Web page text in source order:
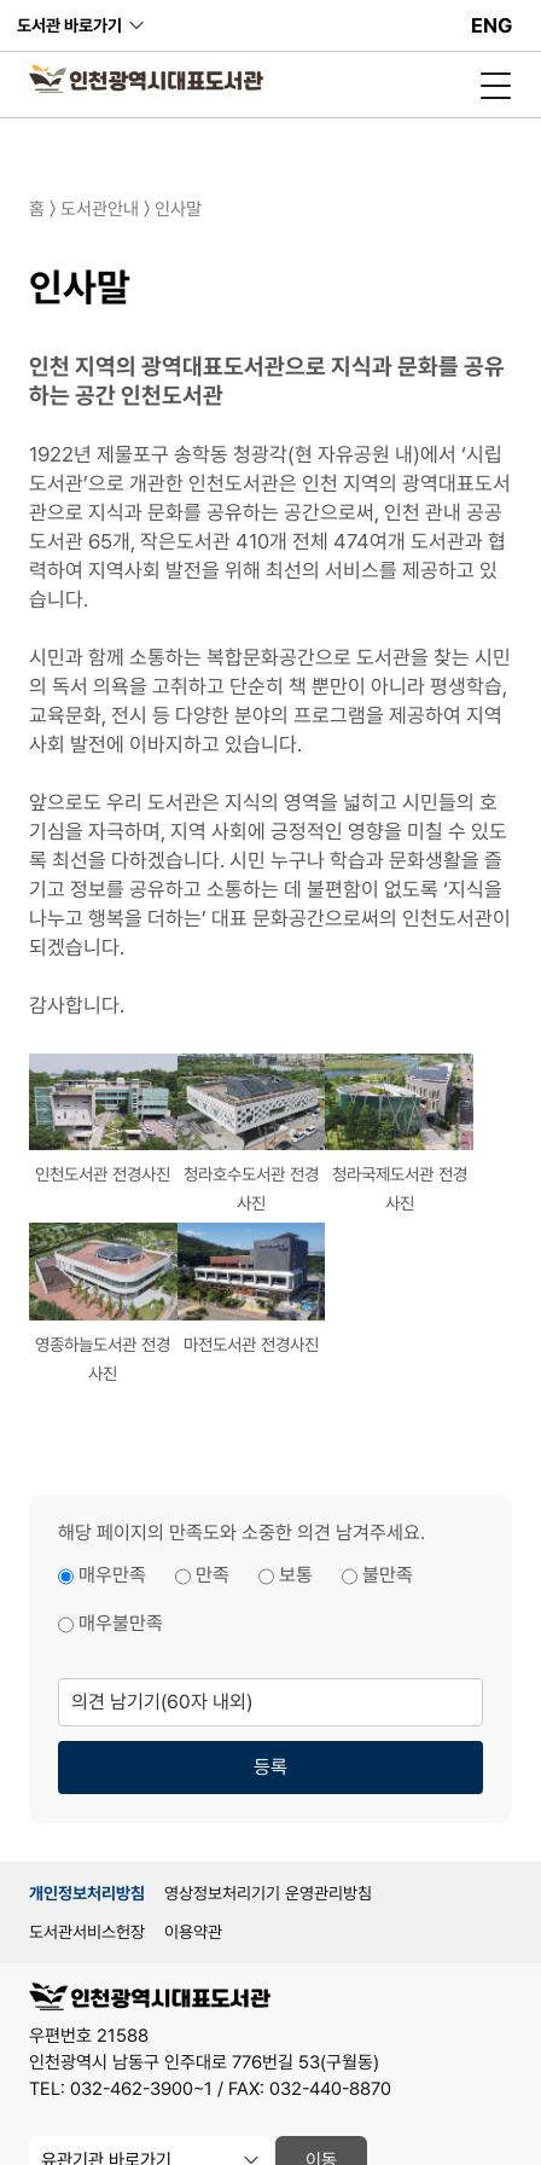
도서관 바로가기 ENG
홈 〉 도서관안내 〉 인사말
인사말
인천 지역의 광역대표도서관으로 지식과 문화를 공유
하는 공간 인천도서관
1922년 제물포구 송학동 청광각(현 자유공원 내)에서 ‘시립
도서관’으로 개관한 인천도서관은 인천 지역의 광역대표도서
관으로 지식과 문화를 공유하는 공간으로써, 인천 관내 공공
도서관 65개, 작은도서관 410개 전체 474여개 도서관과 협
력하여 지역사회 발전을 위해 최선의 서비스를 제공하고 있
습니다.
시민과 함께 소통하는 복합문화공간으로 도서관을 찾는 시민
의 독서 의욕을 고취하고 단순히 책 뿐만이 아니라 평생학습,
교육문화, 전시 등 다양한 분야의 프로그램을 제공하여 지역
사회 발전에 이바지하고 있습니다.
앞으로도 우리 도서관은 지식의 영역을 넓히고 시민들의 호
기심을 자극하며, 지역 사회에 긍정적인 영향을 미칠 수 있도
록 최선을 다하겠습니다. 시민 누구나 학습과 문화생활을 즐
기고 정보를 공유하고 소통하는 데 불편함이 없도록 ‘지식을
나누고 행복을 더하는’ 대표 문화공간으로써의 인천도서관이
되겠습니다.
감사합니다.
인천도서관 전경사진
청라호수도서관 전경
사진
청라국제도서관 전경
사진
영종하늘도서관 전경
사진
마전도서관 전경사진
해당 페이지의 만족도와 소중한 의견 남겨주세요.
매우만족
만족 보통 불만족
매우불만족
의
견
남
기
등록
개인정보처리방침
영상정보처리기기 운영관리방침
도서관서비스헌장
이용약관
우편번호 21588
인천광역시 남동구 인주대로 776번길 53(구월동)
TEL: 032-462-3900~1 / FAX: 032-440-8870